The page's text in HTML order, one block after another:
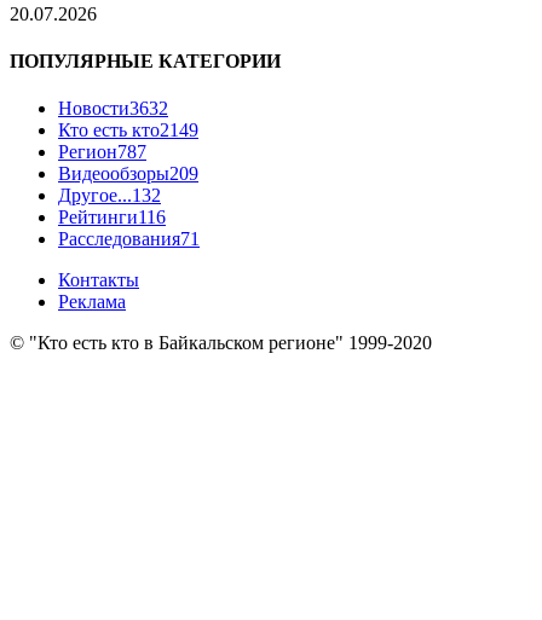
20.07.2026
ПОПУЛЯРНЫЕ КАТЕГОРИИ
Новости3632
Кто есть кто2149
Регион787
Видеообзоры209
Другое...132
Рейтинги116
Расследования71
Контакты
Реклама
© "Кто есть кто в Байкальском регионе" 1999-2020